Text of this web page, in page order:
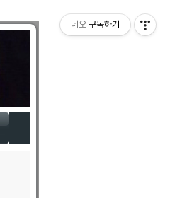
네오 구독하기